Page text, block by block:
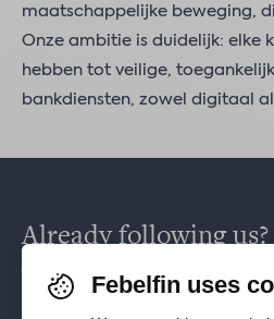
maatschappelijke beweging,
Onze ambitie is duidelijk: elke
hebben tot veilige,
bankdiensten, zowel digitaal
Already following
viaFacebook, TikTok
Febelfin uses